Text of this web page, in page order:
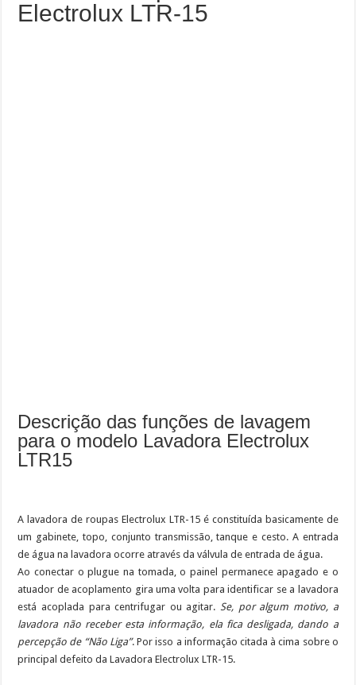
Electrolux LTR-15
Descrição das funções de lavagem
para o modelo Lavadora Electrolux
LTR15
A lavadora de roupas Electrolux LTR-15 é constituída basicamente de
um gabinete, topo, conjunto transmissão, tanque e cesto. A entrada
de água na lavadora ocorre através da válvula de entrada de água.
Ao conectar o plugue na tomada, o painel permanece apagado e o
atuador de acoplamento gira uma volta para identificar se a lavadora
está acoplada para centrifugar ou agitar.Se, por algum motivo, a
lavadora não receber esta informação, ela fica desligada, dando a
percepção de “Não Liga”. Por isso a informação citada à cima sobre o
principal defeito da Lavadora Electrolux LTR-15.